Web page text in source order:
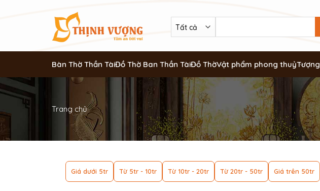
Bàn Thờ Thần TàiĐồ Thờ Ban Thần TàiĐồ ThờVật phẩm phong thuỷTượng
Trang chủ
Giá dưới 5tr Từ 5tr - 10tr Từ 10tr - 20tr Từ 20tr - 50tr Giá trên 50tr